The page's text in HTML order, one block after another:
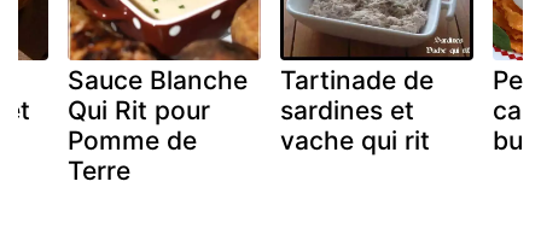
et
Sauce Blanche
Qui Rit pour
Pomme de
Terre
Tartinade de
sardines et
vache qui rit